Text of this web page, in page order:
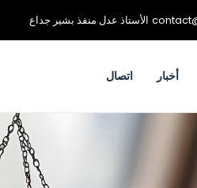
الأستاذ عدل منفذ بشير جداع
أخبار اتصال